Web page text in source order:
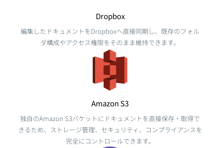
Dropbox
編集したドキュメントをDropboxへ直接同期し、既存のフォル
ダ構成やアクセス権限をそのまま維持できます。
Amazon S3
独自のAmazon S3バケットにドキュメントを直接保存・取得で
きるため、ストレージ管理、セキュリティ、コンプライアンスを
完全にコントロールできます。